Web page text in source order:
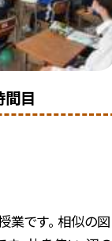
間目
業です。 相似の図